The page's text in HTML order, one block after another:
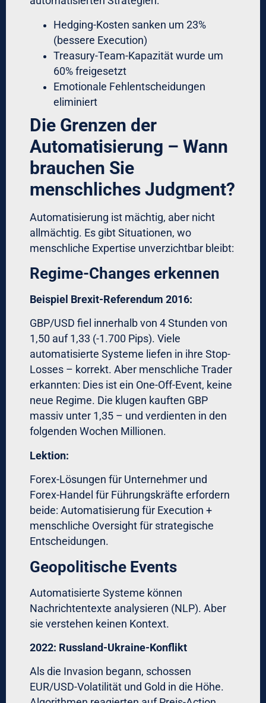
Die Frage ist nicht: „Kann ich mir solche
Systeme leisten?“
Die Frage ist: „Kann ich mir die Kosten
emotionaler Fehler leisten?“
Ein einziger Revenge-Trade kann 5-10%
Ihres Kapitals kosten. Maßgeschneiderte
Forex-Handelslösungen amortisieren sich
typischerweise innerhalb von 6-12
Monaten.
Sie möchten emotionale Trading-Fehler in
Ihrem Portfolio eliminieren?
Wir bieten exklusive Forex-
Handelsstrategien und Software für den
institutionellen Forex-Handel – entwickelt
für Family Offices, Vermögensverwalter und
professionelle Investoren mit Mindest-
✓ Maßgeschneiderte Implementierung
automatisierter Forex-Strategien
✓ Premium-Trading-Plattform für Forex mit
Multi-Asset-Support
✓ Forex-Risiko-Management-Software mit
Behavioral-Analytics
✓ Dedizierter Support von erfahrenen
✓ Quartals-Reviews und Performance-
Optimierung
Kontaktieren Sie uns für eine vertrauliche
Erstberatung:
info@1000ftad.com
Nur für qualifizierte institutionelle Investoren,
Family Offices und Vermögensverwalter
FAQ: Häufig gestellte Fragen
F: Eliminiert vollautomatischer Forex-
Handel alle Risiken?
A: Nein. Automatisierung eliminiert
emotionale Fehler und Inkonsistenz.
Marktrisiko, Liquiditätsrisiko und Event-